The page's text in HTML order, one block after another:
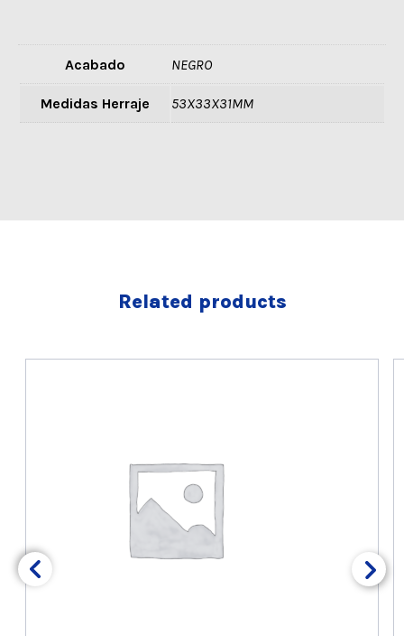
Acabado NEGRO
Medidas Herraje 53X33X31MM
Related products